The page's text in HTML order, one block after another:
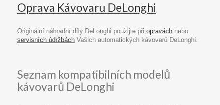
Oprava Kávovaru DeLonghi
Originální náhradní díly DeLonghi použijte při opravách nebo
servisních údržbách Vašich automatických kávovarů DeLonghi.
Seznam kompatibilních modelů
kávovarů DeLonghi